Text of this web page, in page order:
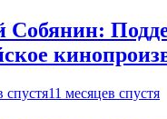
Собянин:
спустя11 месяцев спустя